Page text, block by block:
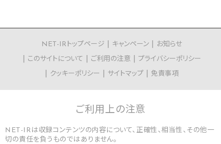
NET-IRトップページ キャンペーン
お知らせ
このサイトについて
ご利用の注意
プライバシーポリシー
クッキーポリシー
サイトマップ 免責事項
ご利用上の注意
NET-IRは収録コンテンツの内容について、正確性、相当性、その他一
切の責任を負うものではありません。